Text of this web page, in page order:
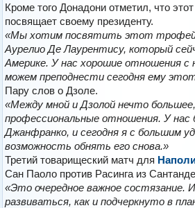
Кроме того Донадони отметил, что
посвящает своему президенту.
«Мы хотим посвятить этот трофей
Аурелио Де Лаурентису, который
Америке. У нас хорошие отношения с
можем преподнести сегодня ему
Пару слов о Дзоле.
«Между мной и Дзолой нечто
профессиональные отношения. У нас
Джанфранко, и сегодня я с большим
возможность обнять его снова.»
Третий товарищеский матч для
Сан Паоло против Расинга из
«Это очередное важное состязание.
развиваться, как и подчеркнуто в